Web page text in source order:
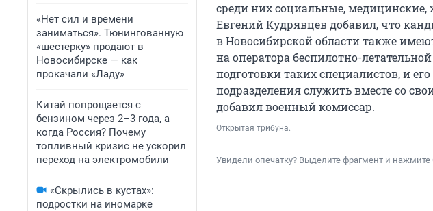
«Нет сил и времени
заниматься». Тюнингованную
«шестерку» продают в
Новосибирске — как
прокачали «Ладу»
Китай попрощается с
бензином через 2–3 года, а
когда Россия? Почему
топливный кризис не ускорил
переход на электромобили
«Скрылись в кустах»:
подростки на иномарке
среди них социальные,
Евгений Кудрявцев добавил, что
в Новосибирской области также
на оператора беспилотно-
подготовки таких специалистов, и
подразделения служить вместе со
добавил военный комиссар.
Открытая трибуна.
Увидели опечатку? Выделите фрагмент и нажмите